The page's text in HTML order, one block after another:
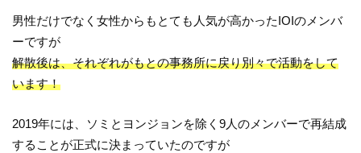
男性だけでなく女性からもとても人気が高かったIOIのメンバ
ーですが
解散後は、それぞれがもとの事務所に戻り別々で活動をして
います！
2019年には、ソミとヨンジョンを除く9人のメンバーで再結成
することが正式に決まっていたのですが